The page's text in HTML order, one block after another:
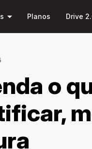
arrow_drop_down Planos Drive
o